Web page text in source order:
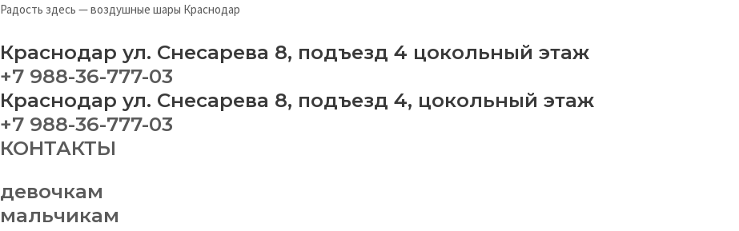
Перейти
содержимому
Радость здесь — воздушные шары Краснодар
Краснодар ул. Снесарева 8, подъезд 4 цокольный этаж
+7 988-36-777-03
Краснодар ул. Снесарева 8, подъезд 4, цокольный этаж
+7 988-36-777-03
КОНТАКТЫ
девочкам
мальчикам
Меню
№